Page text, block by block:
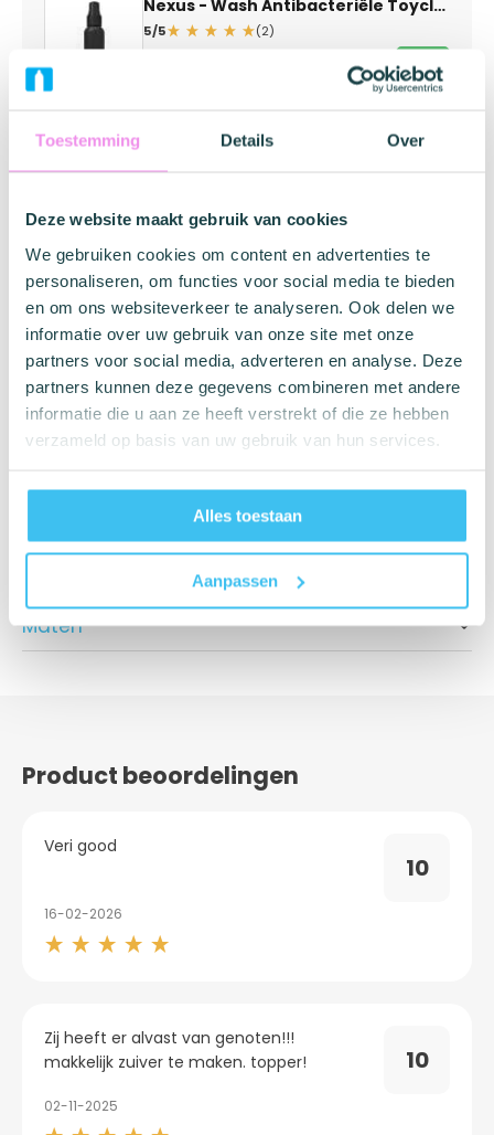
Toestemming Details Over
Deze website maakt gebruik van cookies
We gebruiken cookies om content en advertenties te
personaliseren, om functies voor social media te bieden
en om ons websiteverkeer te analyseren. Ook delen we
informatie over uw gebruik van onze site met onze
partners voor social media, adverteren en analyse. Deze
partners kunnen deze gegevens combineren met andere
informatie die u aan ze heeft verstrekt of die ze hebben
verzameld op basis van uw gebruik van hun services.
Alles toestaan
Aanpassen
Nexus - Wash Antibacteriële Toycleaner
5/5 (2)
Op zoek naar een unieke touch voor een sprankelende
intieme ervaring? De Ouch! Zilveren Aluminium Buttplug
maten verkrijgbaar
Gecreëerd met een stijlvol hartdesign, is deze buttplug
vervaardigd uit premium aluminium en afgewerkt met
een fonkelende roze steen. Het royale formaat biedt
intens genot voor elke gebruiker.
Gemaakt van een niet-poreus materiaal, garandeert het
een hygiënische ervaring door het afweren van bacteriën.
De plug is eenvoudig en grondig te reinigen met een toy
Het glanzende siersteen-detail versterkt de esthetiek,
terwijl de ergonomische vorm en het brede voetje zorgen
Maten
Smal: Totale lengte: 6.9 cm, Insteekbare lengte: 6.2 cm,
Product beoordelingen
10
Veri good
16-02-2026
10
Zij heeft er alvast van genoten!!!
makkelijk zuiver te maken. topper!
02-11-2025